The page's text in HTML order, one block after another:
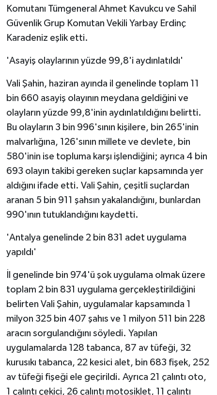
Komutanı Tümgeneral Ahmet Kavukcu ve Sahil
Güvenlik Grup Komutan Vekili Yarbay Erdinç
Karadeniz eşlik etti.
'Asayiş olaylarının yüzde 99,8'i aydınlatıldı'
Vali Şahin, haziran ayında il genelinde toplam 11
bin 660 asayiş olayının meydana geldiğini ve
olayların yüzde 99,8'inin aydınlatıldığını belirtti.
Bu olayların 3 bin 996'sının kişilere, bin 265'inin
malvarlığına, 126'sının millete ve devlete, bin
580'inin ise topluma karşı işlendiğini; ayrıca 4 bin
693 olayın takibi gereken suçlar kapsamında yer
aldığını ifade etti. Vali Şahin, çeşitli suçlardan
aranan 5 bin 911 şahsın yakalandığını, bunlardan
990'ının tutuklandığını kaydetti.
'Antalya genelinde 2 bin 831 adet uygulama
yapıldı'
İl genelinde bin 974'ü şok uygulama olmak üzere
toplam 2 bin 831 uygulama gerçekleştirildiğini
belirten Vali Şahin, uygulamalar kapsamında 1
milyon 325 bin 407 şahıs ve 1 milyon 511 bin 228
aracın sorgulandığını söyledi. Yapılan
uygulamalarda 128 tabanca, 87 av tüfeği, 32
kurusıkı tabanca, 22 kesici alet, bin 683 fişek, 252
av tüfeği fişeği ele geçirildi. Ayrıca 21 çalıntı oto,
1 çalıntı çekici, 26 çalıntı motosiklet, 11 çalıntı